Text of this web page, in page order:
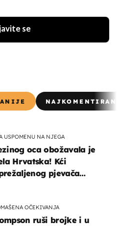
se
USPOMENU NA NJEGA
oca obožavala je
Hrvatska! Kći
pjevača
OČEKIVANJA
ruši brojke i u